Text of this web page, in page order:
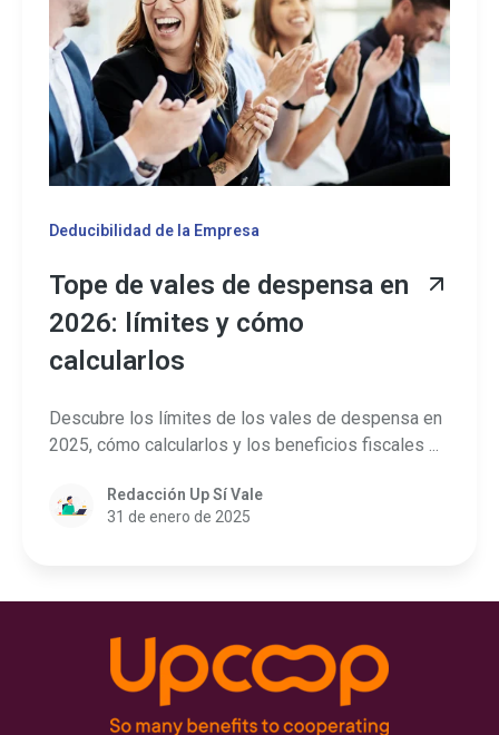
Deducibilidad de la Empresa
Tope de vales de despensa en
2026: límites y cómo
calcularlos
Descubre los límites de los vales de despensa en
2025, cómo calcularlos y los beneficios fiscales ...
Redacción Up Sí Vale
31 de enero de 2025